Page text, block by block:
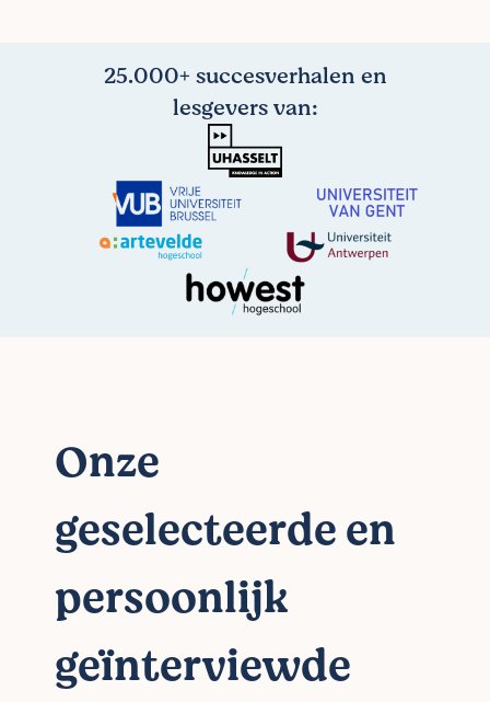
25.000+ succesverhalen en
lesgevers van:
Onze
geselecteerde en
persoonlijk
geïnterviewde